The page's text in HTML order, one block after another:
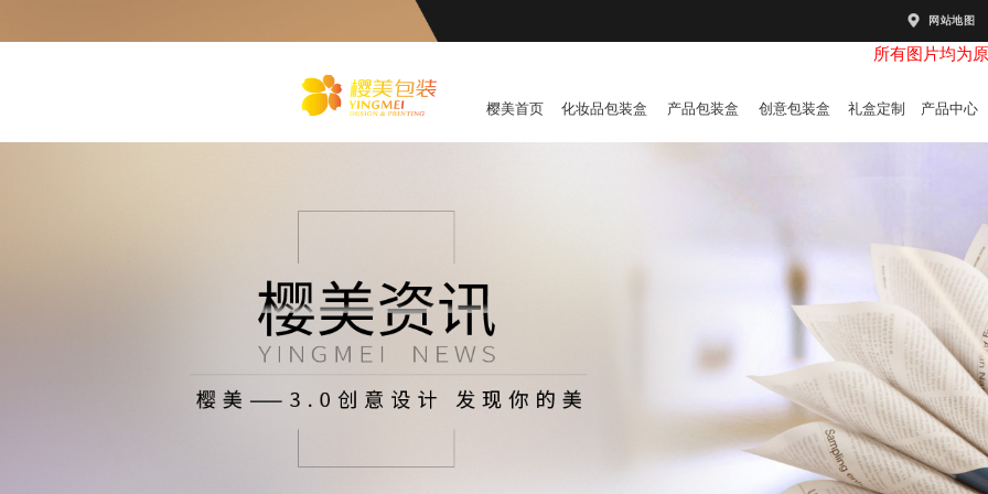
网站地图
所有图片均为
化
妆品包装盒工厂,高档包装
樱美首页 化妆品包装盒 产品包装盒 创意包装盒 礼盒定制 产品中心